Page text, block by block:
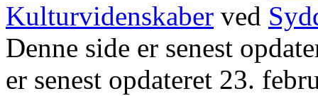
Kulturvidenskaber ved
Denne side er senest
er senest opdateret 23.